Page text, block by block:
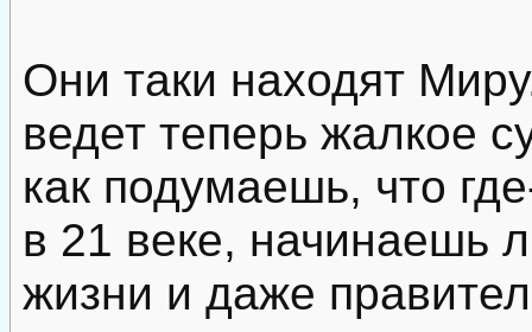
Они таки находят
ведет теперь жалкое
как подумаешь, что
в 21 веке, начинаешь
жизни и даже